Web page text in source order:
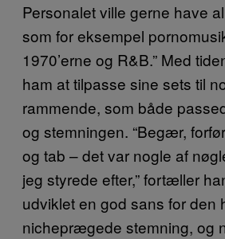
Personalet ville gerne have
som for eksempel
1970’erne og R&B.” Med
ham at tilpasse sine sets til
rammende, som både
og stemningen. “Begær,
og tab – det var nogle af
jeg styrede efter,” fortæller
udviklet en god sans for den
nicheprægede stemning, og